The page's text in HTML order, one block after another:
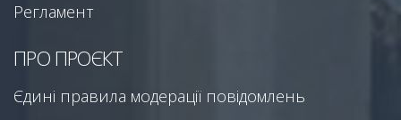
Регламент
ПРО ПРОЄКТ
Єдині правила модерації повідомлень